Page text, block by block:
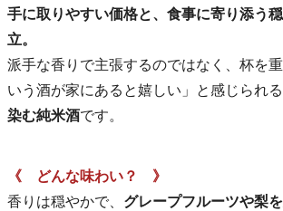
手に取りやすい価格と、食事に寄り添う
立。
派手な香りで主張するのではなく、杯を
いう酒が家にあると嬉しい」と感じられる
染む純米酒です。
《 どんな味わい？ 》
香りは穏やかで、 グレープフルーツや梨